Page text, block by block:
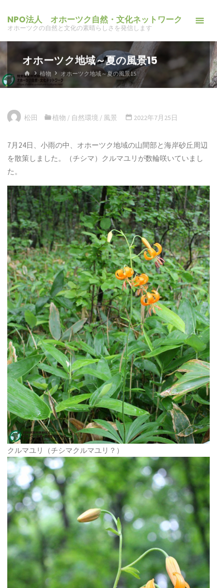
ン
ツ
へ
ス
NPO法人 オホーツク自然・文化ネットワーク
オホーツクの自然と文化の素晴らしさを発信します
オホーツク地域～夏の風景15
ホ
ー
ム
植物 オホーツク地域～夏の風景15
松田 植物 / 自然環境 / 風景 2022年7月25日
7月24日、小雨の中、オホーツク地域の山間部と海岸砂丘周辺
を散策しました。（チシマ）クルマユリが数輪咲いていまし
た。
クルマユリ（チシマクルマユリ？）